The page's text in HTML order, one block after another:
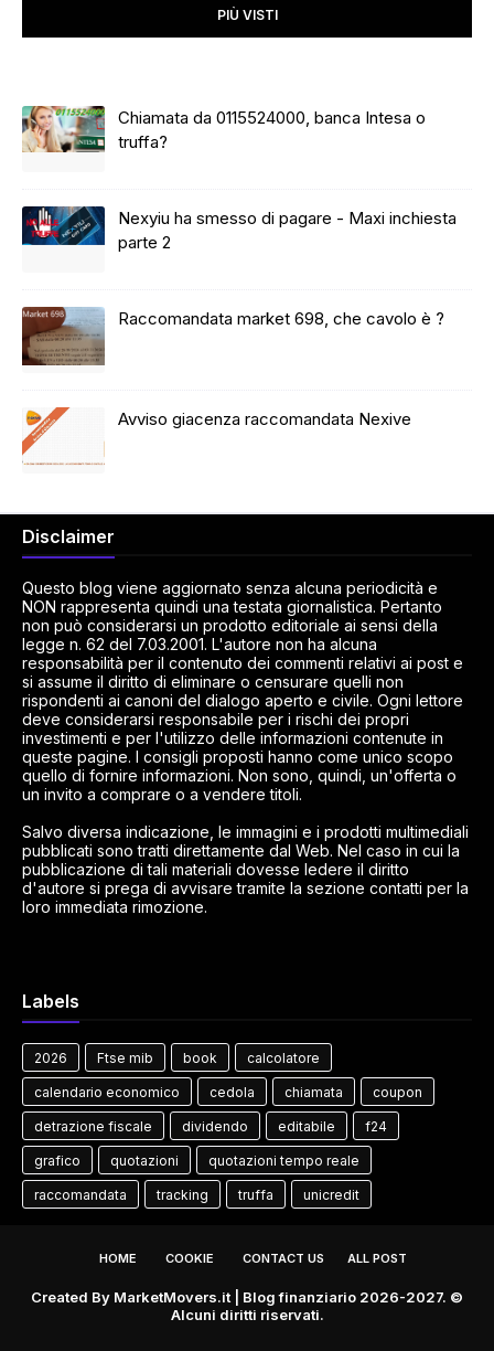
PIÙ VISTI
Chiamata da 0115524000, banca Intesa o
truffa?
Nexyiu ha smesso di pagare - Maxi inchiesta
parte 2
Raccomandata market 698, che cavolo è ?
Avviso giacenza raccomandata Nexive
Disclaimer
Questo blog viene aggiornato senza alcuna periodicità e
NON rappresenta quindi una testata giornalistica. Pertanto
non può considerarsi un prodotto editoriale ai sensi della
legge n. 62 del 7.03.2001. L'autore non ha alcuna
responsabilità per il contenuto dei commenti relativi ai post e
si assume il diritto di eliminare o censurare quelli non
rispondenti ai canoni del dialogo aperto e civile. Ogni lettore
deve considerarsi responsabile per i rischi dei propri
investimenti e per l'utilizzo delle informazioni contenute in
queste pagine. I consigli proposti hanno come unico scopo
quello di fornire informazioni. Non sono, quindi, un'offerta o
un invito a comprare o a vendere titoli.
Salvo diversa indicazione, le immagini e i prodotti multimediali
pubblicati sono tratti direttamente dal Web. Nel caso in cui la
pubblicazione di tali materiali dovesse ledere il diritto
d'autore si prega di avvisare tramite la sezione contatti per la
loro immediata rimozione.
Labels
2026 Ftse mib book calcolatore
calendario economico cedola chiamata coupon
detrazione fiscale dividendo editabile f24
grafico quotazioni quotazioni tempo reale
raccomandata tracking truffa unicredit
HOME COOKIE CONTACT US ALL POST
Created By MarketMovers.it | Blog finanziario 2026-2027. ©
Alcuni diritti riservati.